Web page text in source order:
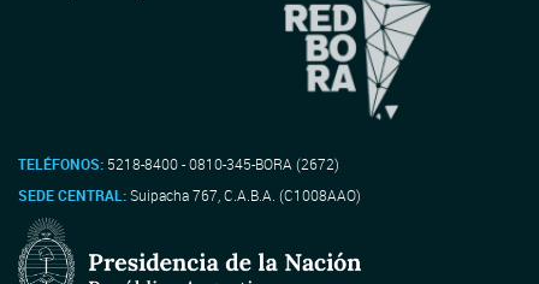
TELÉFONOS: 5218-8400 - 0810-345-BORA (2672)
SEDE CENTRAL:Suipacha 767, C.A.B.A. (C1008AAO)